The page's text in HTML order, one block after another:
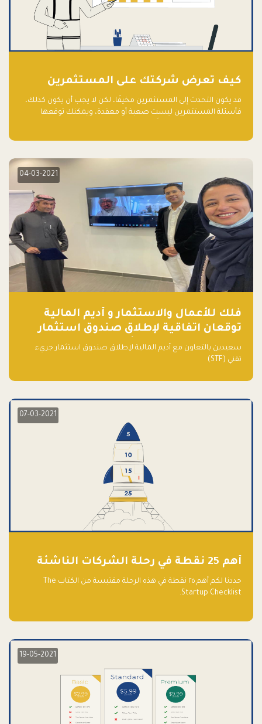
كيف تعرض شركتك على المستثمرين
قد يكون التحدث إلى المستثمرين مخيفًا، لكن لا يجب أن يكون كذلك،
فأسئلة المستثمرين ليست صعبة أو معقدة، ويمكنك توقعها
04-03-2021
فلك للأعمال والاستثمار و أديم المالية
توقعان اتفاقية لإطلاق صندوق استثمار
جريء تقني (STF) - مشغل من قبل فـلك
سعيدين بالتعاون مع أديم المالية لإطلاق صندوق استثمار جريء
تقني (STF)
07-03-2021
أهم 25 نقطة في رحلة الشركات الناشئة
حددنا لكم أهم ٢٥ نقطة في هذه الرحلة مقتبسة من الكتاب The
Startup Checklist.
19-05-2021